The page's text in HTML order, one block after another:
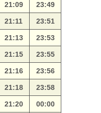
21:09 23:49
21:11 23:51
21:13 23:53
21:15 23:55
21:16 23:56
21:18 23:58
21:20 00:00